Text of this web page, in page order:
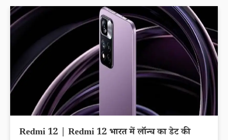
Redmi 12 | Redmi 12 भारत में लॉन्च का डेट की